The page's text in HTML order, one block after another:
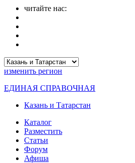
читайте нас:
изменить регион
ЕДИНАЯ СПРАВОЧНАЯ
Казань и Татарстан
Каталог
Разместить
Статьи
Форум
Афиша